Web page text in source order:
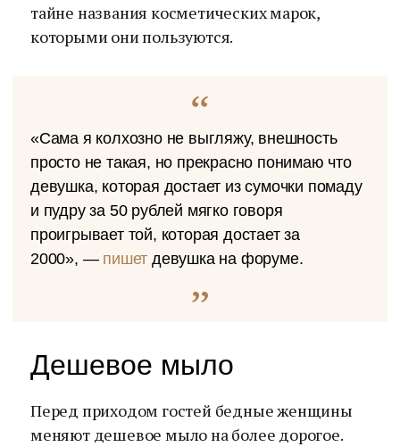
тайне названия косметических марок,
которыми они пользуются.
«Сама я колхозно не выгляжу, внешность
просто не такая, но прекрасно понимаю что
девушка, которая достает из сумочки помаду
и пудру за 50 рублей мягко говоря
проигрывает той, которая достает за
2000», — пишетдевушка на форуме.
Дешевое мыло
Перед приходом гостей бедные женщины
меняют дешевое мыло на более дорогое.